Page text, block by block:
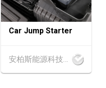
- 10.09.2026
Car Jump Starter
安柏斯能源科技有限公司